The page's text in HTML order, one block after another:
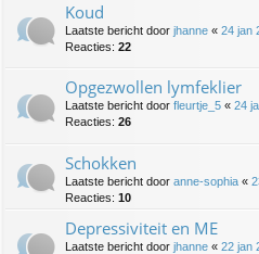
Koud
Laatste bericht door jhanne « 24 jan
Reacties: 22
Opgezwollen lymfeklier
Laatste bericht door fleurtje_5 « 24
Reacties: 26
Schokken
Laatste bericht door anne-sophia «
Reacties: 10
Depressiviteit en ME
Laatste bericht door jhanne « 22 jan